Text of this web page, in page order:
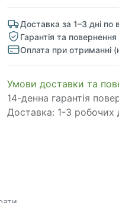
Доставка за 1–3 дні по
Гарантія та
Оплата при отриманні
​​​​​​​​​​​​​​​​​​​​​​​​​​​​​​​​​​​​​​​​​​​​​​​​​​​​​​​​​​​​​​У​​м​о​в​​и​ д​ос​т​а​в​к​и ​т​а​
14-денна гарантія
Доставка: 1-3 робочих